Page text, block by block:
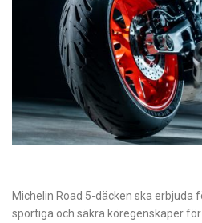
Michelin Road 5-däcken ska erbjuda
sportiga och säkra köregenskaper